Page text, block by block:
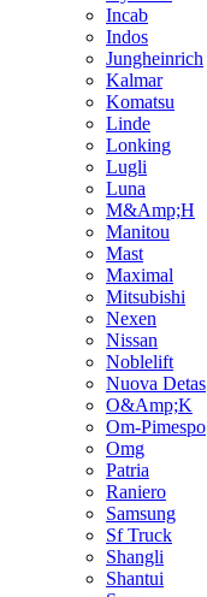
Incab
Indos
Jungheinrich
Kalmar
Komatsu
Linde
Lonking
Lugli
Luna
M&Amp;H
Manitou
Mast
Maximal
Mitsubishi
Nexen
Nissan
Noblelift
Nuova Detas
O&Amp;K
Om-Pimespo
Omg
Patria
Raniero
Samsung
Sf Truck
Shangli
Shantui